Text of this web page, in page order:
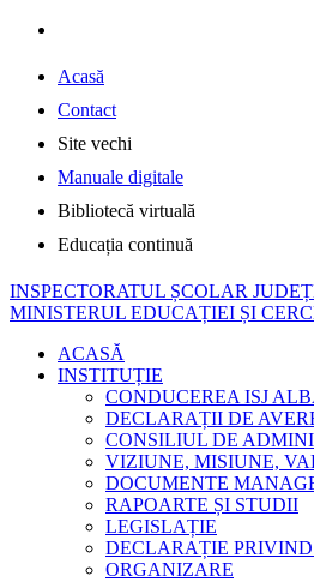
Acasă
Contact
Site vechi
Manuale digitale
Bibliotecă virtuală
Educația continuă
INSPECTORATUL ȘCOLAR
MINISTERUL EDUCAȚIEI ȘI
ACASĂ
INSTITUȚIE
CONDUCEREA ISJ
DECLARAȚII DE
CONSILIUL DE
VIZIUNE, MISIUNE,
DOCUMENTE
RAPOARTE ȘI STUDII
LEGISLAȚIE
DECLARAȚIE
ORGANIZARE